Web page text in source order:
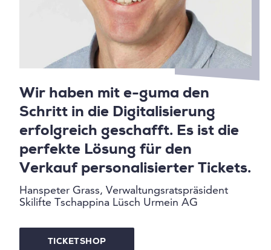
Wir haben mit e-guma den
Schritt in die Digitalisierung
erfolgreich geschafft. Es ist die
perfekte Lösung für den
Verkauf personalisierter Tickets.
Hanspeter Grass, Verwaltungsratspräsident
Skilifte Tschappina Lüsch Urmein AG
TICKETSHOP